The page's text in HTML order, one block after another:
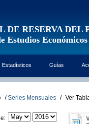
DE RESERVA DEL
Estudios Económicos
Estadísticos Guías
/ Series Mensuales / Ver